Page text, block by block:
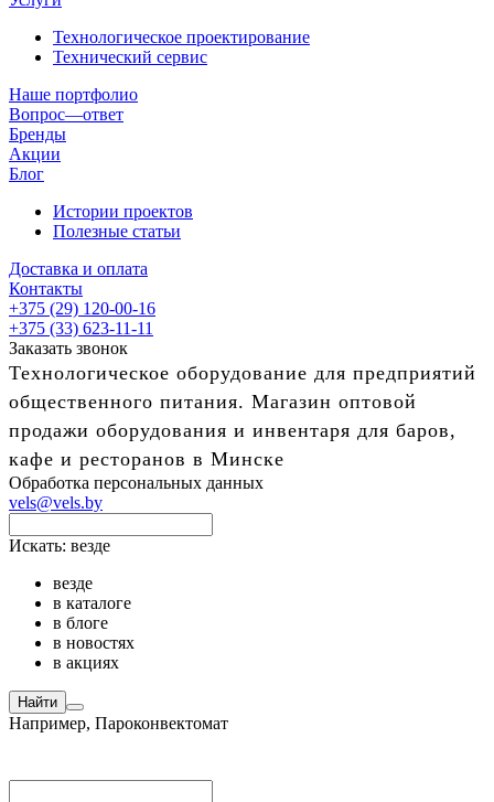
Технологическое проектирование
Технический сервис
Наше портфолио
Вопрос—ответ
Бренды
Акции
Блог
Истории проектов
Полезные статьи
Доставка и оплата
Контакты
+375 (29) 120-00-16
+375 (33) 623-11-11
Заказать звонок
Технологическое оборудование для предприятий
общественного питания. Магазин оптовой
продажи оборудования и инвентаря для баров,
кафе и ресторанов в Минске
Обработка персональных данных
vels@vels.by
Искать: везде
везде
в каталоге
в блоге
в новостях
в акциях
Найти
Например, Пароконвектомат